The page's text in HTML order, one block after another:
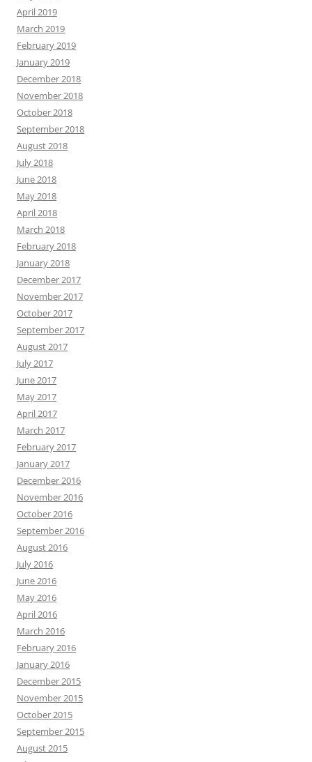
April 2019
March 2019
February 2019
January 2019
December 2018
November 2018
October 2018
September 2018
August 2018
July 2018
June 2018
May 2018
April 2018
March 2018
February 2018
January 2018
December 2017
November 2017
October 2017
September 2017
August 2017
July 2017
June 2017
May 2017
April 2017
March 2017
February 2017
January 2017
December 2016
November 2016
October 2016
September 2016
August 2016
July 2016
June 2016
May 2016
April 2016
March 2016
February 2016
January 2016
December 2015
November 2015
October 2015
September 2015
August 2015